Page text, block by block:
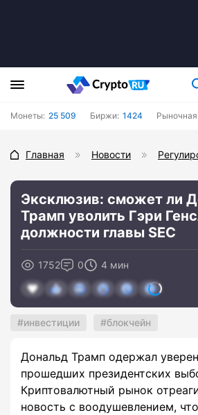
Монеты: 25 509 Биржи: 1424 Рыночная
Главная Новости
Эксклюзив: сможет ли
Трамп уволить Гэри
должности главы SEC
1752 0 4 мин
инвестиции блокчейн
Дональд Трамп одержал
прошедших президентских
Криптовалютный рынок
новость с воодушевлением,